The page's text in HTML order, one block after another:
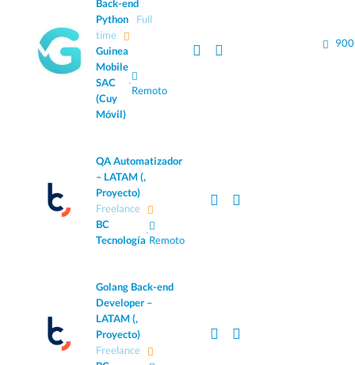
Back-end
Python
Full
time
Guinea
Mobile
SAC
(Cuy
Móvil)
·
Remoto
QA Automatizador
– LATAM (,
Proyecto)
Freelance
BC
Tecnología
·
Remoto
Golang Back-end
Developer –
LATAM (,
Proyecto)
Freelance